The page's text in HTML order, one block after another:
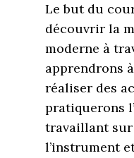
Le but du
découvrir la
moderne à
apprendrons
réaliser des
pratiquerons
travaillant
l’instrument